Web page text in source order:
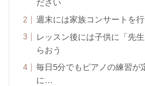
ださい
週末には家族コンサートを
レッスン後には子供に「先
らおう
毎日5分でもピアノの練習が
に…